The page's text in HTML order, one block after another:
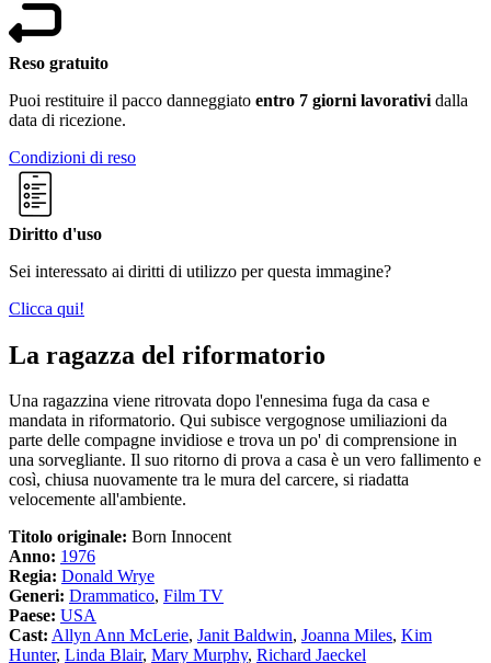
Reso gratuito
Puoi restituire il pacco danneggiato entro 7 giorni lavorativi dalla
data di ricezione.
Condizioni di reso
Diritto d'uso
Sei interessato ai diritti di utilizzo per questa immagine?
Clicca qui!
La ragazza del riformatorio
Una ragazzina viene ritrovata dopo l'ennesima fuga da casa e
mandata in riformatorio. Qui subisce vergognose umiliazioni da
parte delle compagne invidiose e trova un po' di comprensione in
una sorvegliante. Il suo ritorno di prova a casa è un vero fallimento e
così, chiusa nuovamente tra le mura del carcere, si riadatta
velocemente all'ambiente.
Titolo originale: Born Innocent
Anno: 1976
Regia: Donald Wrye
Generi: Drammatico, Film TV
Paese: USA
Cast: Allyn Ann McLerie, Janit Baldwin, Joanna Miles, Kim
Hunter, Linda Blair, Mary Murphy, Richard Jaeckel